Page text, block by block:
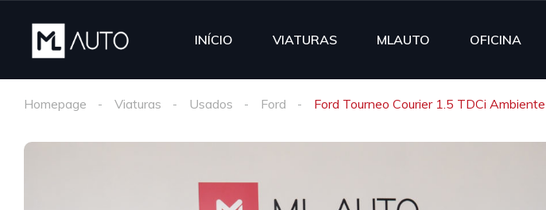
INÍCIO VIATURAS MLAUTO OFICINA
Homepage Viaturas Usados Ford Ford Tourneo Courier 1.5 TDCi Ambiente